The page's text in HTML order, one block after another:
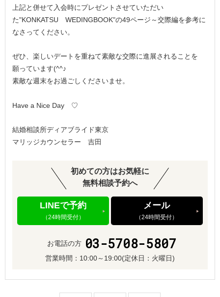
上記と併せて入会時にプレゼントさせていただい
た"KONKATSU WEDINGBOOK"の49ページ～交際編を参考に
なさってください。
ぜひ、楽しいデートを重ねて素敵な交際に進展されることを
願っています(^^♪
素敵な週末をお過ごしくださいませ。
Have a Nice Day ♡
結婚相談所ディアブライド東京
マリッジカウンセラー 吉田
初めての方はお気軽に
無料相談予約へ
LINEで予約
（24時間受付）
メール
（24時間受付）
お電話の方 03-5708-5807
営業時間： 10:00～19:00(定休日：火曜日)